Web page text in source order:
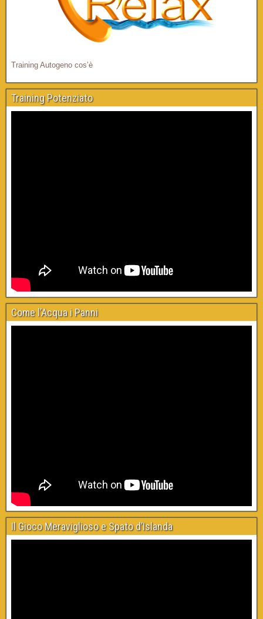
Training Autogeno cos’è
Training Potenziato
Come l’Acqua i Panni
Il Gioco Meraviglioso e Spato d’Islanda